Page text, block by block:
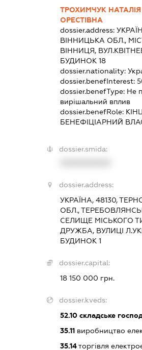
ТРОХИМЧУК НАТАЛІЯ
ОРЕСТІВНА
dossier.address:
ВІННИЦЬКА ОБЛ.,
ВІННИЦЯ,
БУДИНОК 18
dossier.nationality:
dossier.benefInterest:
dossier.benefType: Не
вирішальний вплив
dossier.benefRole:
БЕНЕФІЦІАРНИЙ
dossier.smida:
dossier.address:
УКРАЇНА, 48130,
ОБЛ.,
СЕЛИЩЕ МІСЬКОГО
ДРУЖБА, ВУЛИЦІ
БУДИНОК 1
dossier.capital:
18 150 000 грн.
dossier.kveds:
52.10складське
35.11виробництво
35.14торгівля